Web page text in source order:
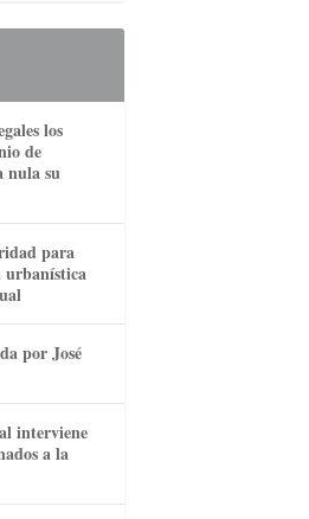
los
de
nula su
para
urbanística
por José
interviene
a la